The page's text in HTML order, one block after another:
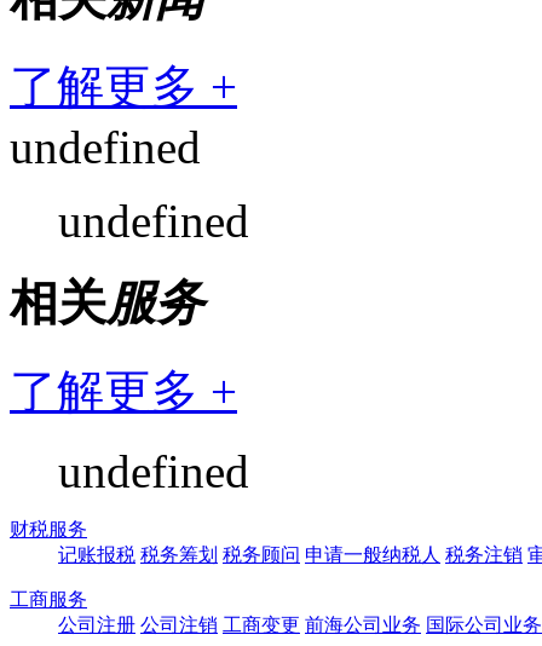
了解更多 +
undefined
undefined
相关服务
了解更多 +
undefined
财税服务
记账报税 税务筹划 税务顾问 申请一般纳税人 税务注销
工商服务
公司注册 公司注销 工商变更 前海公司业务 国际公司业务